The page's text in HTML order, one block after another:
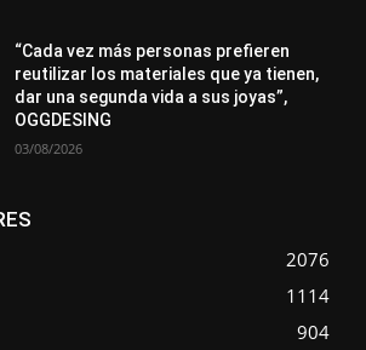
“Cada vez más personas prefieren
reutilizar los materiales que ya tienen,
dar una segunda vida a sus joyas”,
OGGDESING
03/08/2026
2076
1114
904